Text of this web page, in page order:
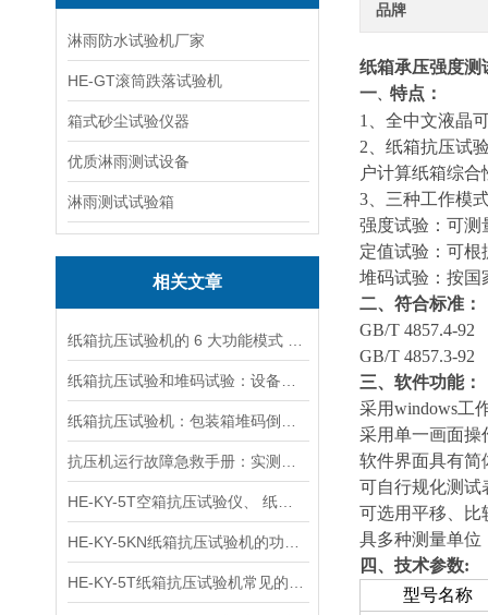
淋雨防水试验机厂家
HE-GT滚筒跌落试验机
箱式砂尘试验仪器
优质淋雨测试设备
淋雨测试试验箱
相关文章
品牌
纸箱承压强度测
一、 特点：
1、全中文液晶
2 、纸箱抗压试
户计算纸箱综合
3 、三种工作模
强度试验：可测
定值试验：可根
堆码试验：按国
二、符合标准：
GB/T 4857.4-
GB/T 4857.3-92
三、软件功能：
采用windows工
采用单一画面操
软件界面具有简
可自行规化测试
可选用平移、比
具多种测量单位
四、技术参数:
型号名称